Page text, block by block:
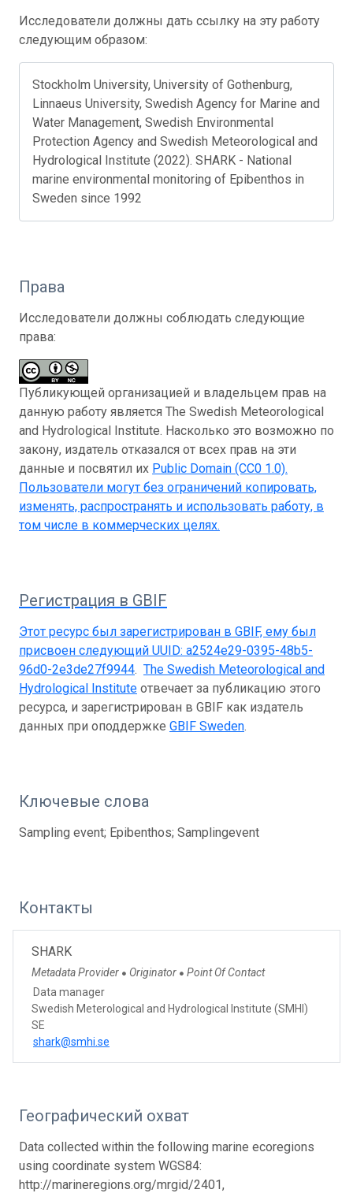
Исследователи должны дать ссылку на эту работу
следующим образом:
Stockholm University, University of Gothenburg,
Linnaeus University, Swedish Agency for Marine and
Water Management, Swedish Environmental
Protection Agency and Swedish Meteorological and
Hydrological Institute (2022). SHARK - National
marine environmental monitoring of Epibenthos in
Sweden since 1992
Права
Исследователи должны соблюдать следующие
права:
Публикующей организацией и владельцем прав на
данную работу является The Swedish Meteorological
and Hydrological Institute. Насколько это возможно по
закону, издатель отказался от всех прав на эти
данные и посвятил их Public Domain (CC0 1.0).
Пользователи могут без ограничений копировать,
изменять, распространять и использовать работу, в
том числе в коммерческих целях.
Регистрация в GBIF
Этот ресурс был зарегистрирован в GBIF, ему был
присвоен следующий UUID: a2524e29-0395-48b5-
96d0-2e3de27f9944. The Swedish Meteorological and
Hydrological Institute отвечает за публикацию этого
ресурса, и зарегистрирован в GBIF как издатель
данных при оподдержке GBIF Sweden.
Ключевые слова
Sampling event; Epibenthos; Samplingevent
Контакты
SHARK
Metadata Provider ● Originator ● Point Of Contact
Data manager
Swedish Meterological and Hydrological Institute (SMHI)
SE
shark@smhi.se
Географический охват
Data collected within the following marine ecoregions
using coordinate system WGS84:
http://marineregions.org/mrgid/2401,